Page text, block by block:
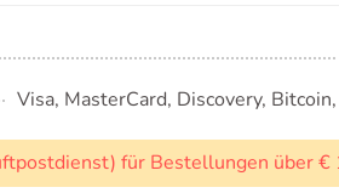
Visa, MasterCard, Discovery,
für Bestellungen über €